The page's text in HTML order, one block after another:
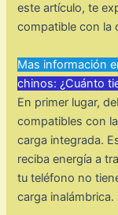
este artículo, te
compatible con la
Mas información
chinos: ¿Cuánto
En primer lugar,
compatibles con
carga integrada.
reciba energía a
tu teléfono no
carga inalámbrica.